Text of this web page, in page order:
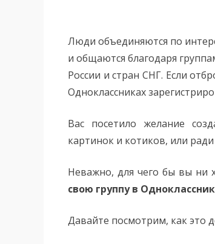
Люди объединяются по
и общаются благодаря
России и стран СНГ. Если
Одноклассниках
Вас посетило желание
картинок и котиков, или
Неважно, для чего бы вы ни
свою группу в
Давайте посмотрим, как это